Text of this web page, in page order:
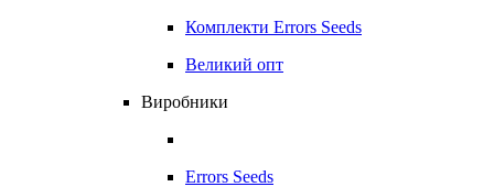
Комплекти Errors Seeds
Великий опт
Виробники
Errors Seeds